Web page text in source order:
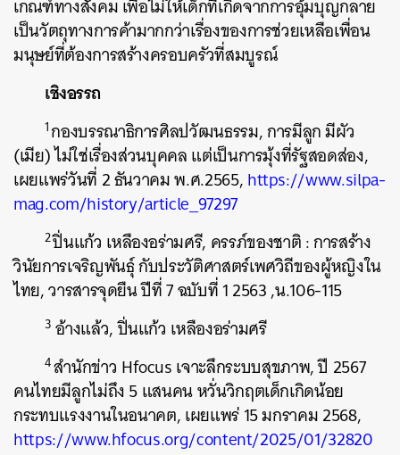
เกณฑ์ทางสังคม เพื่อไม่ให้เด็กที่เกิดจากการอุ้มบุญกลาย
เป็นวัตถุทางการค้ามากกว่าเรื่องของการช่วยเหลือเพื่อน
มนุษย์ที่ต้องการสร้างครอบครัวที่สมบูรณ์
เชิงอรรถ
1กองบรรณาธิการศิลปวัฒนธรรม, การมีลูก มีผัว
(เมีย) ไม่ใช่เรื่องส่วนบุคคล แต่เป็นการมุ้งที่รัฐสอดส่อง,
เผยแพร่วันที่ 2 ธันวาคม พ.ศ.2565,https://www.silpa-
mag.com/history/article_97297
2ปิ่นแก้ว เหลืองอร่ามศรี, ครรภ์ของชาติ : การสร้าง
วินัยการเจริญพันธุ์ กับประวัติศาสตร์เพศวิถีของผู้หญิงใน
ไทย, วารสารจุดยืน ปีที่ 7 ฉบับที่ 1 2563 ,น.106-115
3 อ้างแล้ว, ปิ่นแก้ว เหลืองอร่ามศรี
4สำนักข่าว Hfocus เจาะลึกระบบสุขภาพ, ปี 2567
คนไทยมีลูกไม่ถึง 5 แสนคน หวั่นวิกฤตเด็กเกิดน้อย
กระทบแรงงานในอนาคต, เผยแพร่ 15 มกราคม 2568,
https://www.hfocus.org/content/2025/01/32820